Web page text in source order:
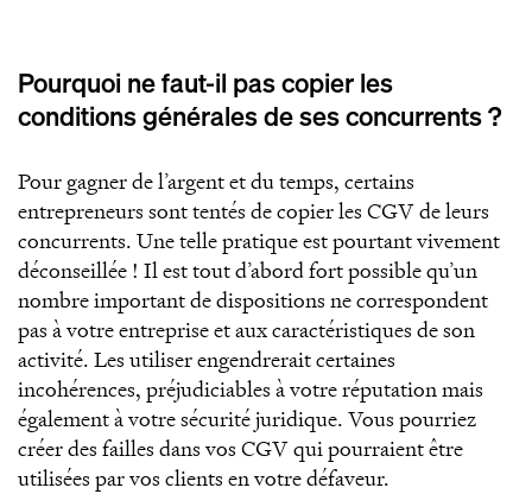
Pourquoi ne faut-il pas copier les
conditions générales de ses concurrents ?
Pour gagner de l’argent et du temps, certains
entrepreneurs sont tentés de copier les CGV de leurs
concurrents. Une telle pratique est pourtant vivement
déconseillée ! Il est tout d’abord fort possible qu’un
nombre important de dispositions ne correspondent
pas à votre entreprise et aux caractéristiques de son
activité. Les utiliser engendrerait certaines
incohérences, préjudiciables à votre réputation mais
également à votre sécurité juridique. Vous pourriez
créer des failles dans vos CGV qui pourraient être
utilisées par vos clients en votre défaveur.